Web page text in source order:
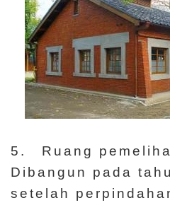
5. Ruang
Dibangun pada
setelah